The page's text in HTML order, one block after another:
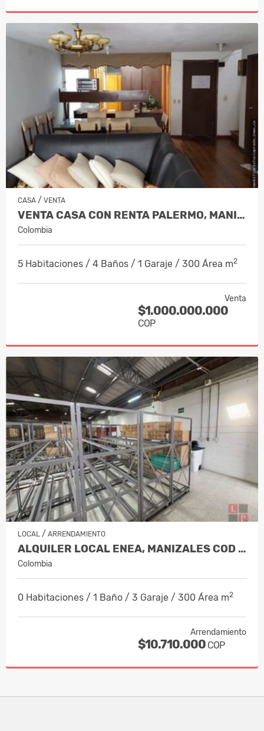
CASA / VENTA
VENTA CASA CON RENTA PALERMO, MANIZA…
Colombia
5 Habitaciones / 4 Baños / 1 Garaje / 300 Área m2
Venta
$1.000.000.000
COP
LOCAL / ARRENDAMIENTO
ALQUILER LOCAL ENEA, MANIZALES COD 1…
Colombia
0 Habitaciones / 1 Baño / 3 Garaje / 300 Área m2
Arrendamiento
$10.710.000 COP